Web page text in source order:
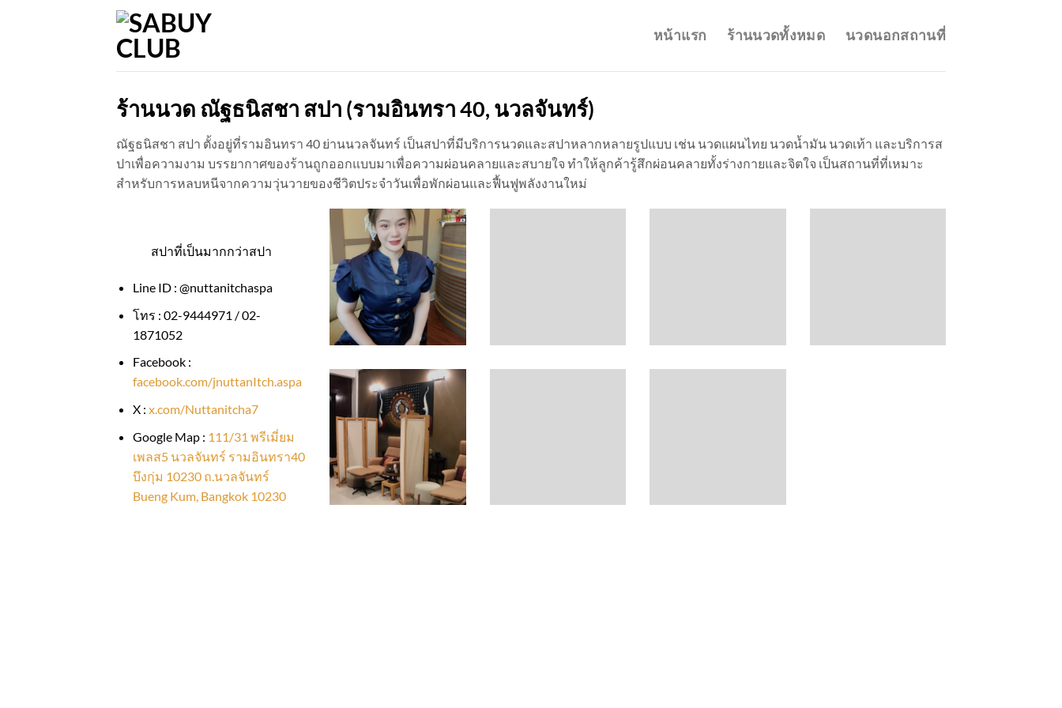
หน้าแรก ร้านนวดทั้งหมด นวดนอกสถานที่
ร้านนวด ณัฐธนิสชา สปา (รามอินทรา 40, นวลจันทร์)
ณัฐธนิสชา สปา ตั้งอยู่ที่รามอินทรา 40 ย่านนวลจันทร์ เป็นสปาที่มีบริการนวดและสปาหลากหลายรูปแบบ เช่น นวดแผนไทย นวดน้ำมัน นวดเท้า และบริการส
ปาเพื่อความงาม บรรยากาศของร้านถูกออกแบบมาเพื่อความผ่อนคลายและสบายใจ ทำให้ลูกค้ารู้สึกผ่อนคลายทั้งร่างกายและจิตใจ เป็นสถานที่ที่เหมาะ
สำหรับการหลบหนีจากความวุ่นวายของชีวิตประจำวันเพื่อพักผ่อนและฟื้นฟูพลังงานใหม่
สปาที่เป็นมากกว่าสปา
Line ID : @nuttanitchaspa
โทร : 02-9444971 / 02-
1871052
Facebook :
facebook.com/jnuttanItch.aspa
X : x.com/Nuttanitcha7
Google Map : 111/31 พรีเมี่ยม
เพลส5 นวลจันทร์ รามอินทรา40
บึงกุ่ม 10230 ถ.นวลจันทร์
Bueng Kum, Bangkok 10230